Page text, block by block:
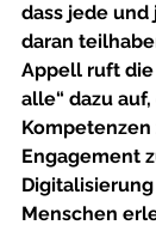
dass jede
daran
Appell ruft
alle“ dazu
Engagement
Menschen